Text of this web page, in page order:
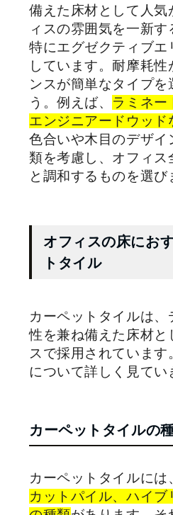
備えた床材として人気
ィスの雰囲気を一新す
特にエグゼクティブエ
しています。耐摩耗
ンスが簡単なタイプを
う。例えば、 ラミネー
エンジニアードウッド
色合いや木目のデザイ
類を考慮し、オフィス
と調和するものを選び
オフィスの床にお
トタイル
カーペットタイルは
性を兼ね備えた床材と
スで採用されています
について詳しく見てい
カーペットタイルの
カーペットタイルには
カットパイル、ハイ